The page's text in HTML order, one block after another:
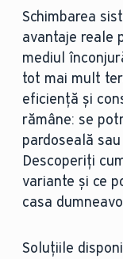
Schimbarea
avantaje reale
mediul
tot mai mult
eficiență și
rămâne: se
pardoseală
Descoperiți
variante și ce
casa
Soluțiile